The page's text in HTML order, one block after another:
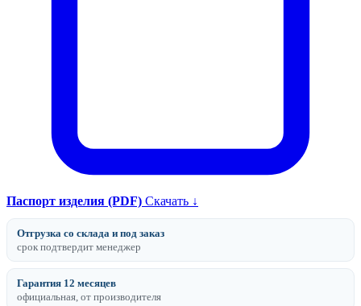
Паспорт изделия (PDF) Скачать ↓
Отгрузка со склада и под заказ
срок подтвердит менеджер
Гарантия 12 месяцев
официальная, от производителя